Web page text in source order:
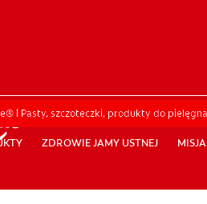
ZDROWIE JAMY USTNEJ MISJA
ZDROWIE JAMY USTNEJ MISJA
| Pasty, szczoteczki, produkty do